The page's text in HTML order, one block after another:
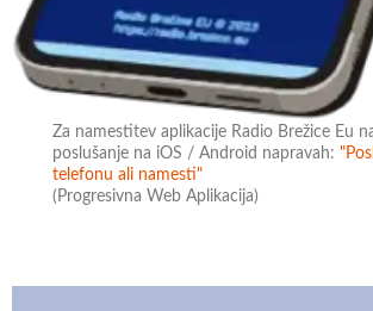
Za namestitev aplikacije Radio Brežice Eu
poslušanje na iOS / Android napravah:
telefonu ali namesti"
(Progresivna Web Aplikacija)